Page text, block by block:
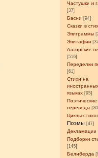
Частушки и
[37]
Басни [94]
Сказки в
Эпиграммы
Эпитафии
Авторские
[516]
Переделки
[61]
Стихи на
языках [95]
Поэтические
переводы
Циклы
Поэмы [47]
Декламации
Подборки
[145]
Белиберда